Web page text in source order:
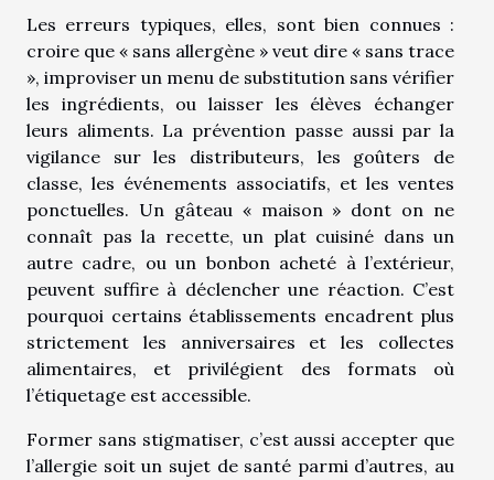
Les erreurs typiques, elles, sont bien connues :
croire que « sans allergène » veut dire « sans trace
», improviser un menu de substitution sans vérifier
les ingrédients, ou laisser les élèves échanger
leurs aliments. La prévention passe aussi par la
vigilance sur les distributeurs, les goûters de
classe, les événements associatifs, et les ventes
ponctuelles. Un gâteau « maison » dont on ne
connaît pas la recette, un plat cuisiné dans un
autre cadre, ou un bonbon acheté à l’extérieur,
peuvent suffire à déclencher une réaction. C’est
pourquoi certains établissements encadrent plus
strictement les anniversaires et les collectes
alimentaires, et privilégient des formats où
l’étiquetage est accessible.
Former sans stigmatiser, c’est aussi accepter que
l’allergie soit un sujet de santé parmi d’autres, au